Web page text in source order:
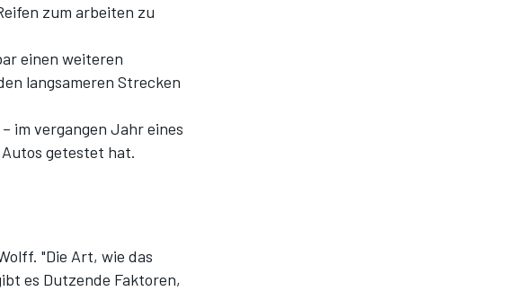
zum arbeiten zu
einen weiteren
langsameren Strecken
im vergangen Jahr eines
getestet hat.
"Die Art, wie das
es Dutzende Faktoren,